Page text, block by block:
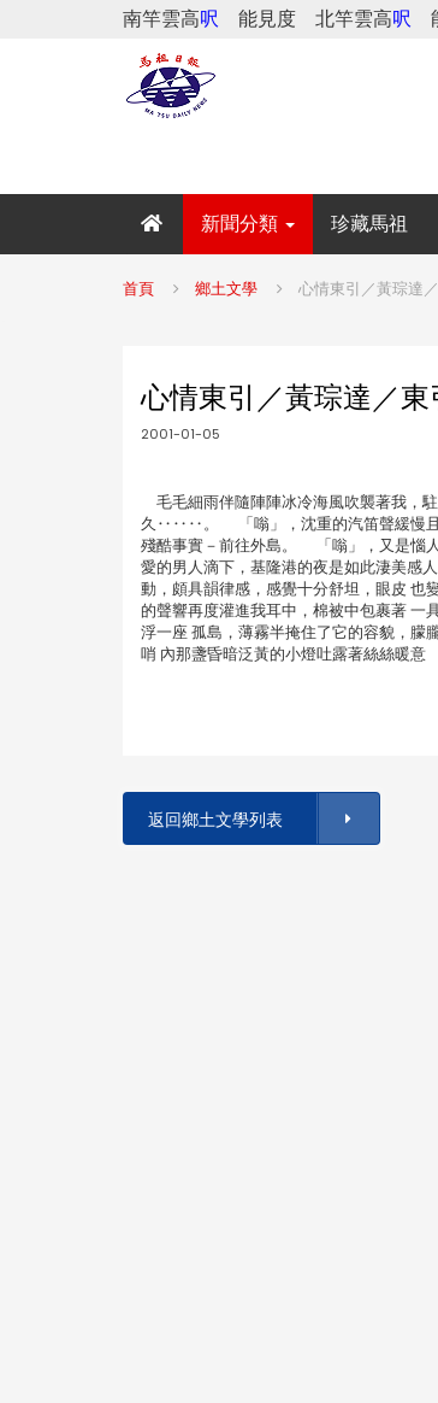
南竿雲高呎 能見度 北竿雲高呎
新聞分類 珍藏馬祖
首頁 鄉土文學 心情東引／黃琮達
心情東引／黃琮達／東
2001-01-05
毛毛細雨伴隨陣陣冰冷海風吹襲著我，
久‥‥‥。 「嗡」，沈重的汽笛聲緩慢且
殘酷事實－前往外島。 「嗡」，又是惱
愛的男人滴下，基隆港的夜是如此淒美感
動，頗具韻律感，感覺十分舒坦，眼皮
的聲響再度灌進我耳中，棉被中包裹著 一
浮一座 孤島，薄霧半掩住了它的容貌，
哨 內那盞昏暗泛黃的小燈吐露著絲絲暖意
返回鄉土文學列表